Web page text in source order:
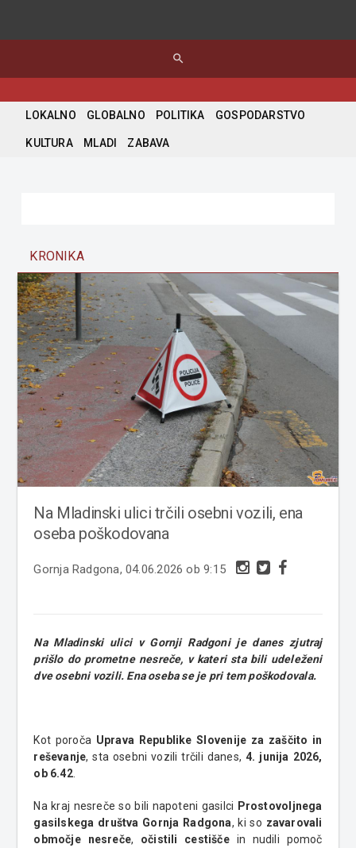
search
LOKALNO GLOBALNO POLITIKA GOSPODARSTVO
KULTURA MLADI ZABAVA
KRONIKA
Na Mladinski ulici trčili osebni vozili, ena
oseba poškodovana
Gornja Radgona, 04.06.2026 ob 9:15
Na Mladinski ulici v Gornji Radgoni je danes zjutraj
prišlo do prometne nesreče, v kateri sta bili udeleženi
dve osebni vozili. Ena oseba se je pri tem poškodovala.
Kot poroča Uprava Republike Slovenije za zaščito in
reševanje, sta osebni vozili trčili danes, 4. junija 2026,
ob 6.42.
Na kraj nesreče so bili napoteni gasilci Prostovoljnega
gasilskega društva Gornja Radgona, ki so zavarovali
območje nesreče, očistili cestiščein nudili pomoč